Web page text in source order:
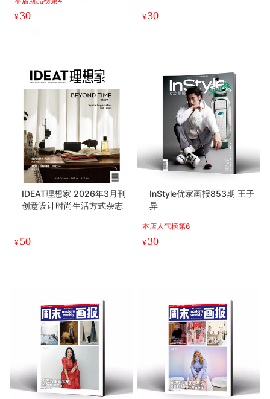
¥30 ¥30
IDEAT理想家 2026年3月刊
创意设计时尚生活方式杂志
¥ 50
InStyle优家画报853期 王子
异
本店人气榜第6
¥30